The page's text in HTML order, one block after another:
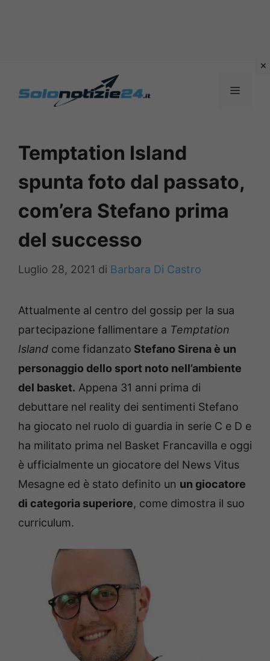
MENU
Temptation Island
spunta foto dal passato,
com’era Stefano prima
del successo
Luglio 28, 2021 di Barbara Di Castro
Attualmente al centro del gossip per la sua
partecipazione fallimentare a Temptation
Island come fidanzato Stefano Sirena è un
personaggio dello sport noto nell’ambiente
del basket. Appena 31 anni prima di
debuttare nel reality dei sentimenti Stefano
ha giocato nel ruolo di guardia in serie C e D e
ha militato prima nel Basket Francavilla e oggi
è ufficialmente un giocatore del News Vitus
Mesagne ed è stato definito un un giocatore
di categoria superiore, come dimostra il suo
curriculum.